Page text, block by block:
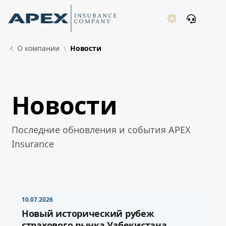
Skip to Main Content
О компании Новости
Новости
Последние обновления и события APEX
Insurance
10.07.2026
Новый исторический рубеж
New
What's New